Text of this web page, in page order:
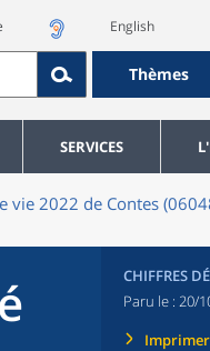
English
Thèmes
SERVICES
vie 2022 de Contes
CHIFFRES
Paru le : 20/
Imprimer